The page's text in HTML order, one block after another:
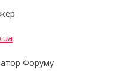
Форуму